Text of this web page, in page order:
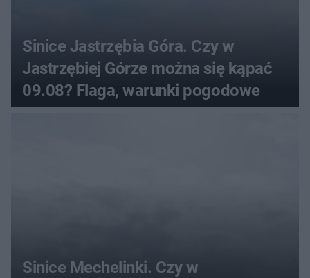
Sinice Jastrzębia Góra. Czy w
Jastrzębiej Górze można się kąpać
09.08? Flaga, warunki pogodowe
Sinice Mechelinki. Czy w